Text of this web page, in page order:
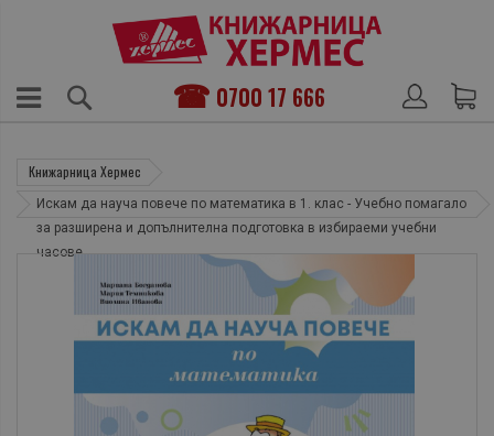
0700 17 666
Книжарница Хермес
Искам да науча повече по математика в 1. клас - Учебно помагало
за разширена и допълнителна подготовка в избираеми учебни
часове